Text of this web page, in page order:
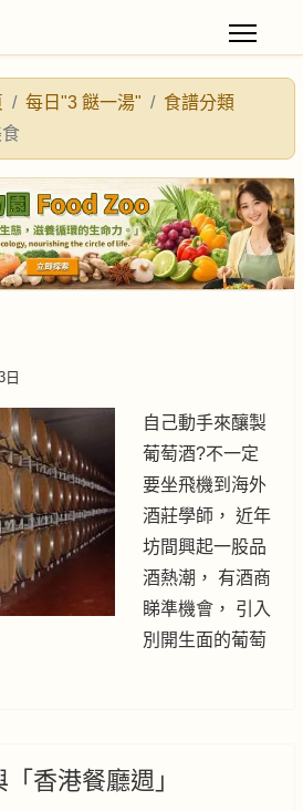
每日"3 餸一湯"
食譜分類
日
自己動手來釀製
葡萄酒?不一定
要坐飛機到海外
酒莊學師， 近年
坊間興起一股品
酒熱潮， 有酒商
睇準機會， 引入
別開生面的葡萄
香港餐廳週」